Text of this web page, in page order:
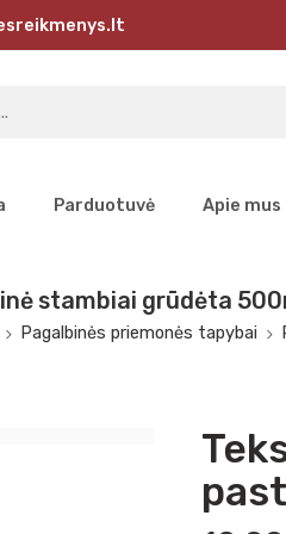
Parduotuvė Apie mus
stambiai grūdėta
Pagalbinės priemonės tapybai